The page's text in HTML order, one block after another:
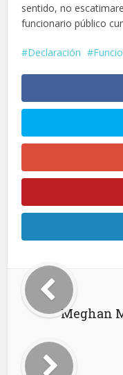
sentido, no
funcionario público
Declaración
Meghan